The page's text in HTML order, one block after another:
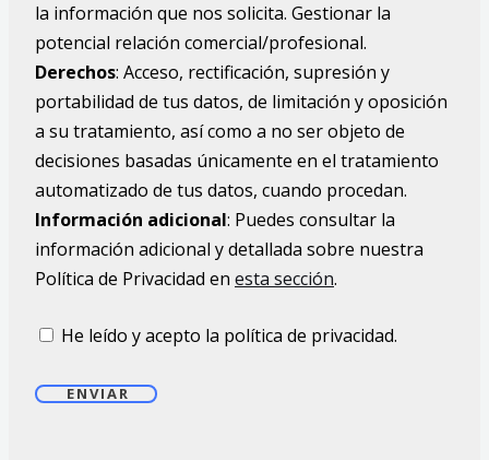
la información que nos solicita. Gestionar la
potencial relación comercial/profesional.
Derechos: Acceso, rectificación, supresión y
portabilidad de tus datos, de limitación y oposición
a su tratamiento, así como a no ser objeto de
decisiones basadas únicamente en el tratamiento
automatizado de tus datos, cuando procedan.
Información adicional: Puedes consultar la
información adicional y detallada sobre nuestra
Política de Privacidad en esta sección.
He leído y acepto la política de privacidad.
ENVIAR